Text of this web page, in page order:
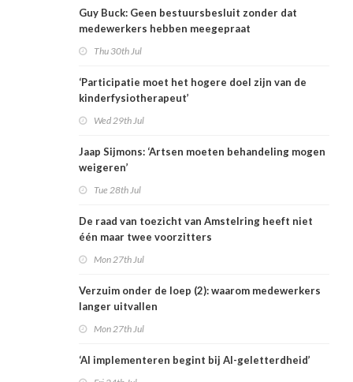
Guy Buck: Geen bestuursbesluit zonder dat
medewerkers hebben meegepraat
Thu 30th Jul
‘Participatie moet het hogere doel zijn van de
kinderfysiotherapeut’
Wed 29th Jul
Jaap Sijmons: ‘Artsen moeten behandeling mogen
weigeren’
Tue 28th Jul
De raad van toezicht van Amstelring heeft niet
één maar twee voorzitters
Mon 27th Jul
Verzuim onder de loep (2): waarom medewerkers
langer uitvallen
Mon 27th Jul
‘AI implementeren begint bij AI-geletterdheid’